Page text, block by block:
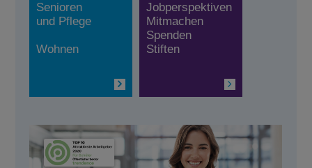
Senioren
und Pflege
Wohnen
Jobperspektiven
Mitmachen
Spenden
Stiften